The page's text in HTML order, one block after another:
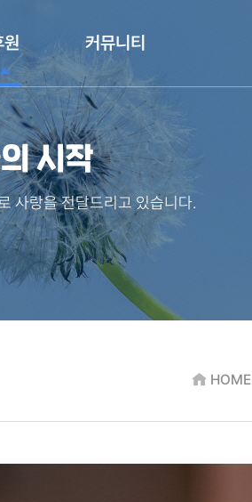
원 커뮤니티
사랑을 전달드리고 있습니다.
HOME